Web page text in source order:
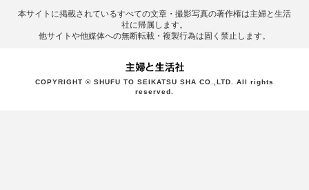
本サイトに掲載されているすべての⽂章・撮影写真の著作権は主婦と⽣活
社に帰属します。
他サイトや他媒体への無断転載・複製⾏為は固く禁⽌します。
COPYRIGHT © SHUFU TO SEIKATSU SHA CO.,LTD. All rights
reserved.